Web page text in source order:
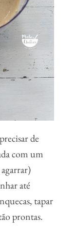
de
com um
até
tapar
prontas.